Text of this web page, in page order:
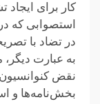
کار برای
استصوابی که
به عبارت دیگر،
نقض
بخش‌نامه‌ها و